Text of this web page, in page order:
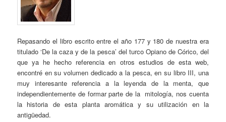
Repasando el libro escrito entre el año 177 y 180 de nuestra era
titulado ‘De la caza y de la pesca’ del turco Opiano de Córico, del
que ya he hecho referencia en otros estudios de esta web,
encontré en su volumen dedicado a la pesca, en su libro III, una
muy interesante referencia a la leyenda de la menta, que
independientemente de formar parte de la mitología, nos cuenta
la historia de esta planta aromática y su utilización en la
antigüedad.